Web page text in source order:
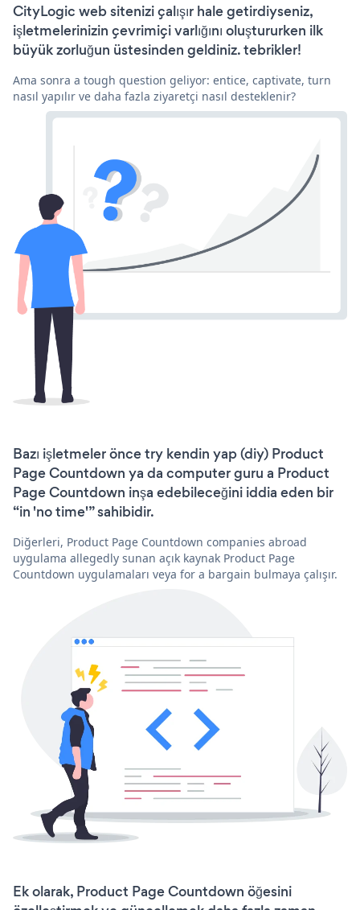
CityLogic web sitenizi çalışır hale getirdiyseniz,
işletmelerinizin çevrimiçi varlığını oluştururken ilk
büyük zorluğun üstesinden geldiniz. tebrikler!
Ama sonra a tough question geliyor: entice, captivate, turn
nasıl yapılır ve daha fazla ziyaretçi nasıl desteklenir?
Bazı işletmeler önce try kendin yap (diy) Product
Page Countdown ya da computer guru a Product
Page Countdown inşa edebileceğini iddia eden bir
“in 'no time'” sahibidir.
Diğerleri, Product Page Countdown companies abroad
uygulama allegedly sunan açık kaynak Product Page
Countdown uygulamaları veya for a bargain bulmaya çalışır.
Ek olarak, Product Page Countdown öğesini